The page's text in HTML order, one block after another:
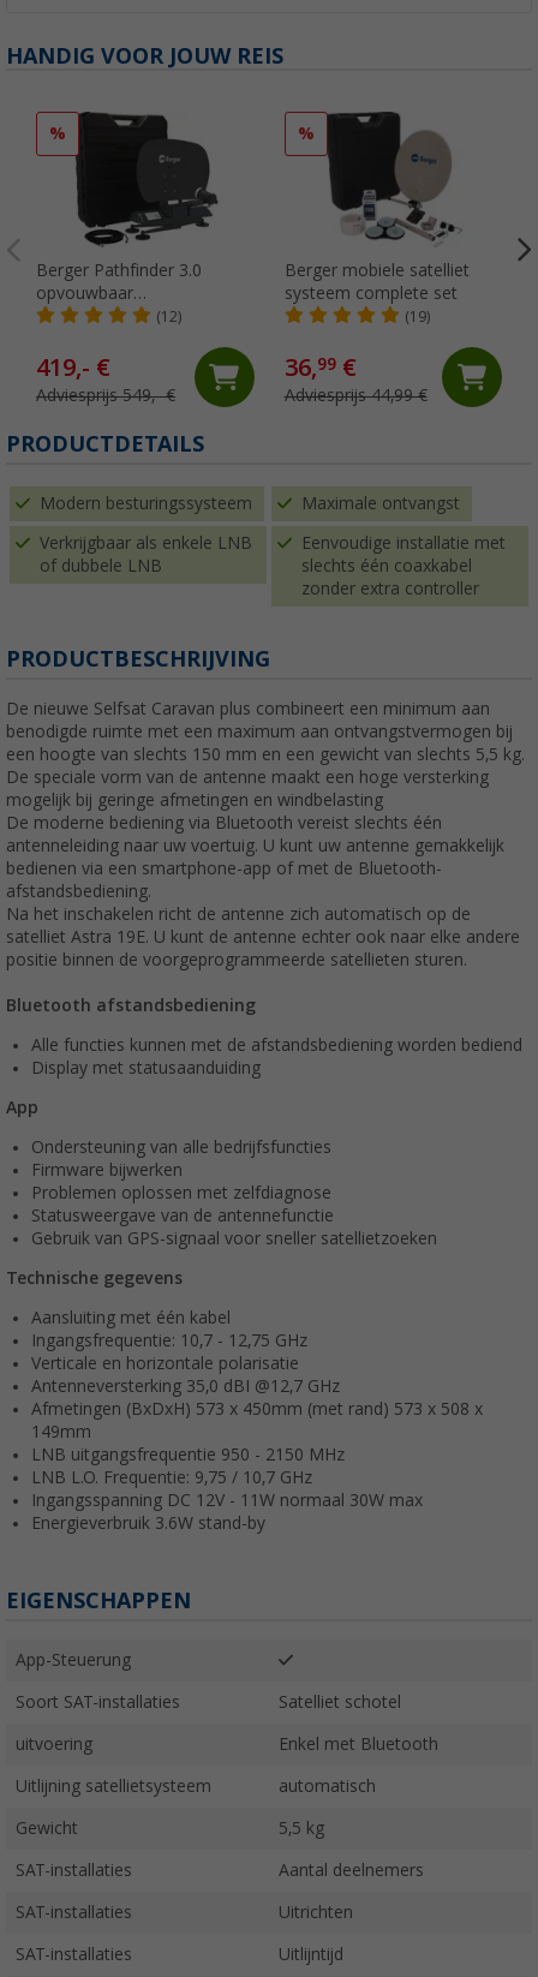
HANDIG VOOR JOUW REIS
%
Berger Pathfinder 3.0
opvouwbaar
volautomatisch (12)
419,- €
Adviesprijs 549,- €
%
Berger mobiele satelliet
systeem complete set
(19)
36,99€
Adviesprijs 44,99 €
PRODUCTDETAILS
Modern besturingssysteem Maximale ontvangst
Verkrijgbaar als enkele LNB
of dubbele LNB
Eenvoudige installatie met
slechts één coaxkabel
zonder extra controller
PRODUCTBESCHRIJVING
De nieuwe Selfsat Caravan plus combineert een minimum aan
benodigde ruimte met een maximum aan ontvangstvermogen bij
een hoogte van slechts 150 mm en een gewicht van slechts 5,5 kg.
De speciale vorm van de antenne maakt een hoge versterking
mogelijk bij geringe afmetingen en windbelasting
De moderne bediening via Bluetooth vereist slechts één
antenneleiding naar uw voertuig. U kunt uw antenne gemakkelijk
bedienen via een smartphone-app of met de Bluetooth-
afstandsbediening.
Na het inschakelen richt de antenne zich automatisch op de
satelliet Astra 19E. U kunt de antenne echter ook naar elke andere
positie binnen de voorgeprogrammeerde satellieten sturen.
Bluetooth afstandsbediening
Alle functies kunnen met de afstandsbediening worden bediend
Display met statusaanduiding
App
Ondersteuning van alle bedrijfsfuncties
Firmware bijwerken
Problemen oplossen met zelfdiagnose
Statusweergave van de antennefunctie
Gebruik van GPS-signaal voor sneller satellietzoeken
Technische gegevens
Aansluiting met één kabel
Ingangsfrequentie: 10,7 - 12,75 GHz
Verticale en horizontale polarisatie
Antenneversterking 35,0 dBI @12,7 GHz
Afmetingen (BxDxH) 573 x 450mm (met rand) 573 x 508 x
149mm
LNB uitgangsfrequentie 950 - 2150 MHz
LNB L.O. Frequentie: 9,75 / 10,7 GHz
Ingangsspanning DC 12V - 11W normaal 30W max
Energieverbruik 3.6W stand-by
EIGENSCHAPPEN
App-Steuerung
Soort SAT-installaties Satelliet schotel
uitvoering Enkel met Bluetooth
Uitlijning satellietsysteem automatisch
Gewicht 5,5 kg
SAT-installaties Aantal deelnemers
SAT-installaties Uitrichten
SAT-installaties Uitlijntijd